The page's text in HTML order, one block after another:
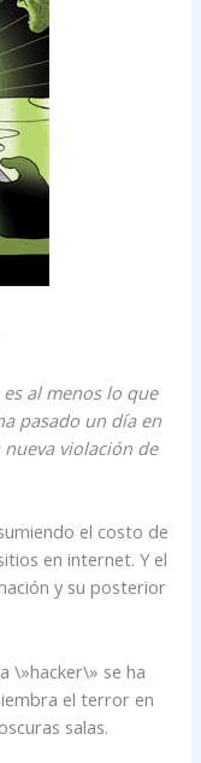
al menos lo que
pasado un día en
violación de
el costo de
en internet. Y el
y su posterior
\»hacker\» se ha
el terror en
salas.